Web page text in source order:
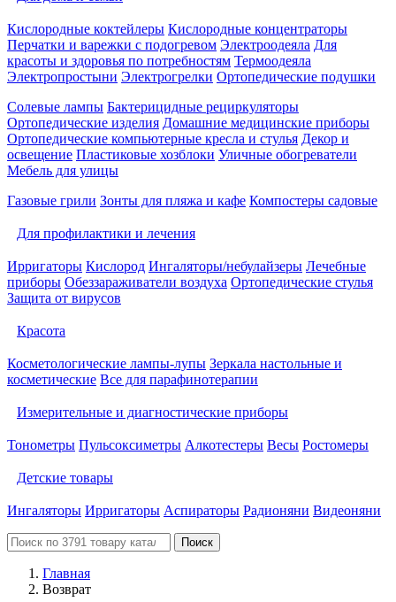
Кислородные коктейлеры Кислородные концентраторы
Перчатки и варежки с подогревом Электроодеяла Для
красоты и здоровья по потребностям Термоодеяла
Электропростыни Электрогрелки Ортопедические подушки
Солевые лампы Бактерицидные рециркуляторы
Ортопедические изделия Домашние медицинские приборы
Ортопедические компьютерные кресла и стулья Декор и
освещение Пластиковые хозблоки Уличные обогреватели
Мебель для улицы
Газовые грили Зонты для пляжа и кафе Компостеры садовые
Для профилактики и лечения
Ирригаторы Кислород Ингаляторы/небулайзеры Лечебные
приборы Обеззараживатели воздуха Ортопедические стулья
Защита от вирусов
Красота
Косметологические лампы-лупы Зеркала настольные и
косметические Все для парафинотерапии
Измерительные и диагностические приборы
Тонометры Пульсоксиметры Алкотестеры Весы Ростомеры
Детские товары
Ингаляторы Ирригаторы Аспираторы Радионяни Видеоняни
Поиск
Главная
Возврат